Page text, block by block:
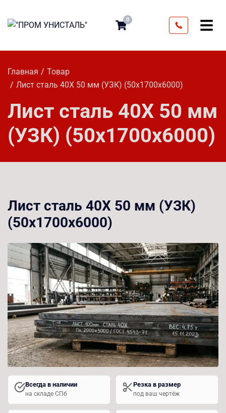
0
Главная
Товар
Лист сталь 40Х 50 мм (УЗК) (50х1700х6000)
Лист сталь 40Х 50 мм
(УЗК) (50х1700х6000)
Лист сталь 40Х 50 мм (УЗК)
(50х1700х6000)
Всегда в наличии
на складе СПб
Резка в размер
под ваш чертёж